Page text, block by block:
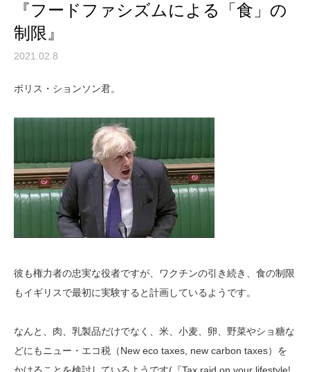
『フードファシズムによる「食」の
制限』
2021.02.8
ボリス・ションソン君。
彼も権力者の忠実な役者ですが、ワクチンの引き続き、食の制限
もイギリスで最初に実験すると計画しているようです。
なんと、肉、乳製品だけでなく、米、小麦、卵、野菜やショ糖な
どにもニュー・エコ税（New eco taxes, new carbon taxes）を